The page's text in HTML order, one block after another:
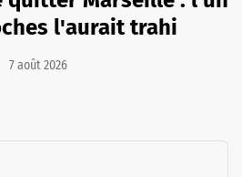
l'aurait trahi
7 août 2026